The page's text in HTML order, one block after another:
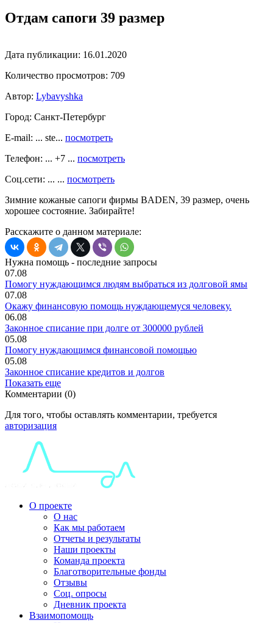
Отдам сапоги 39 размер
Дата публикации: 16.01.2020
Количество просмотров: 709
Автор: Lybavyshka
Город: Санкт-Петербург
E-mail: ... ste... посмотреть
Телефон: ... +7 ... посмотреть
Соц.сети: ... ... посмотреть
Зимние кожаные сапоги фирмы BADEN, 39 размер, очень
хорошее состояние. Забирайте!
Расскажите о данном материале:
Нужна помощь - последние запросы
07.08
Помогу нуждающимся людям выбраться из долговой ямы
07.08
Окaжy финaнсовую пoмoщь нyждaющемyся чeловeку.
06.08
Законное списание при долге от 300000 рублей
05.08
Помогу нуждающимся финансовой помощью
05.08
Законное списание кредитов и долгов
Показать еще
Комментарии (0)
Для того, чтобы оставлять комментарии, требуется
авторизация
О проекте
О нас
Как мы работаем
Отчеты и результаты
Наши проекты
Команда проекта
Благотворительные фонды
Отзывы
Соц. опросы
Дневник проекта
Взаимопомощь